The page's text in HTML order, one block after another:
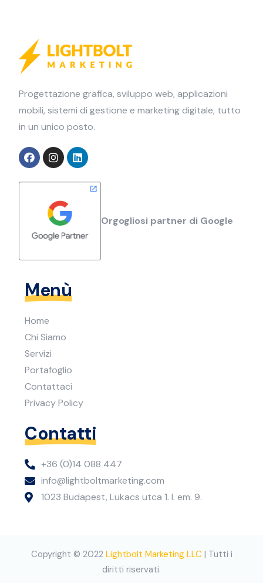
Progettazione grafica, sviluppo web, applicazioni
mobili, sistemi di gestione e marketing digitale, tutto
in un unico posto.
Orgogliosi partner di Google
Menù
Home
Chi Siamo
Servizi
Portafoglio
Contattaci
Privacy Policy
Contatti
+36 (0)14 088 447
info@lightboltmarketing.com
1023 Budapest, Lukacs utca 1. I. em. 9.
Copyright © 2022 Lightbolt Marketing LLC | Tutti i
diritti riservati.